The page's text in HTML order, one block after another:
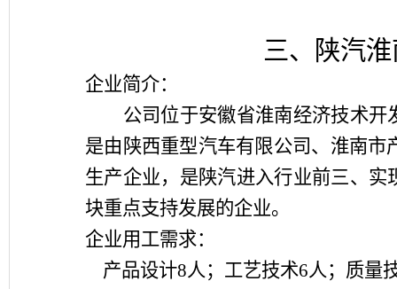
三、陕汽
企业简介：
公司位于安徽省淮南经济技术开
是由陕西重型汽车有限公司、淮南
生产企业，是陕汽进入行业前三、实
块重点支持发展的企业。
企业用工需求：
产品设计8人；工艺技术6人；质量